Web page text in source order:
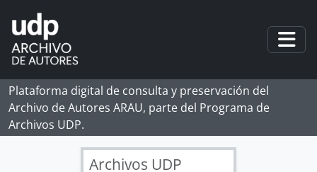
Skip to main content
Plataforma digital de consulta y preservación del
Archivo de Autores ARAU, parte del Programa de
Archivos UDP.
Archivos UDP